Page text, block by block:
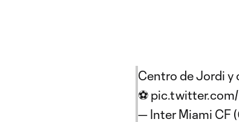
Centro de Jordi y
⚽️ pic.twitter.com/
— Inter Miami CF